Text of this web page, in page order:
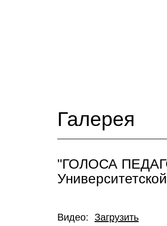
Галерея
"ГОЛОСА
Видео: Загрузить